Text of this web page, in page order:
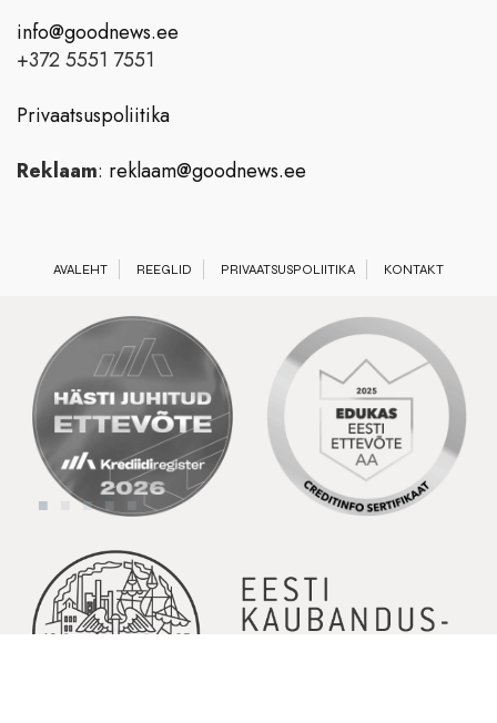
info@goodnews.ee
+372 5551 7551
Privaatsuspoliitika
Reklaam: reklaam@goodnews.ee
AVALEHT REEGLID PRIVAATSUSPOLIITIKA KONTAKT